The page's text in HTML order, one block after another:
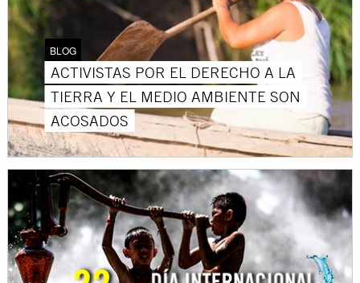
BLOG
ACTIVISTAS POR EL DERECHO A LA
TIERRA Y EL MEDIO AMBIENTE SON
ACOSADOS